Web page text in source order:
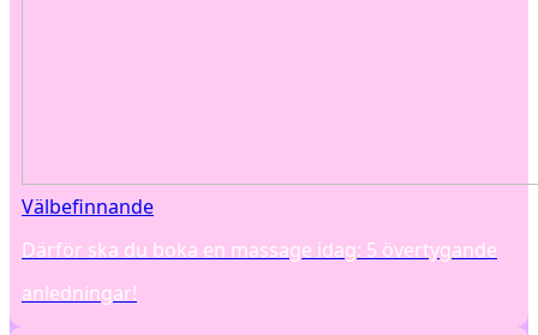
Välbefinnande
Därför ska du boka en massage idag: 5 övertygande
anledningar!